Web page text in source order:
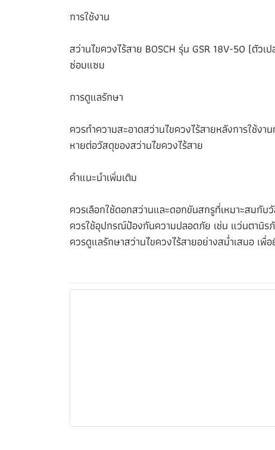
การใช้งาน
สว่านไขควงไร้สาย BOSCH รุ่น GSR 18V-50 (ตัวเ
ซ่อมแซม
การดูแลรักษา
ควรทำความสะอาดสว่านไขควงไร้สายหลังการใช้ง
หายต่อวัสดุของสว่านไขควงไร้สาย
คำแนะนำเพิ่มเติม
ควรเลือกใช้ดอกสว่านและดอกขันสกรูที่เหมาะสมกับ
ควรใช้อุปกรณ์ป้องกันความปลอดภัย เช่น แว่นตานิร
ควรดูแลรักษาสว่านไขควงไร้สายอย่างสม่ำเสมอ เพื่